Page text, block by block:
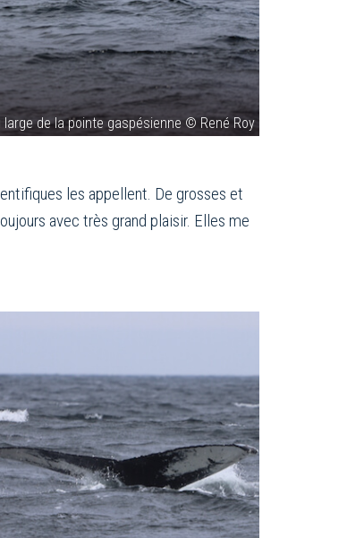
de la pointe gaspésienne © René Roy
les appellent. De grosses et
avec très grand plaisir. Elles me